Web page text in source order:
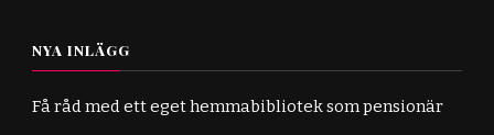
NYA INLÄGG
Få råd med ett eget hemmabibliotek som pensionär